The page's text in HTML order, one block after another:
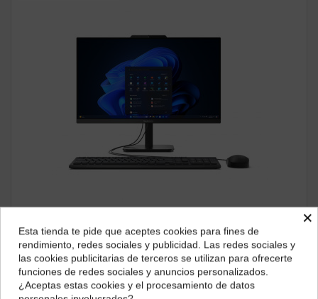
All in One Lenovo V100 24" IPS FHD Intel N100 8GB
512GB SSD W11P (13JA000WSP)
627,58 €
ver producto
¿Dónde deseas recibir tu pedido?
Selecciona tu ubicación para mostrarte los precios e
impuestos correctos para tu región.
×
Esta tienda te pide que aceptes cookies para fines de
rendimiento, redes sociales y publicidad. Las redes sociales y
las cookies publicitarias de terceros se utilizan para ofrecerte
funciones de redes sociales y anuncios personalizados.
¿Aceptas estas cookies y el procesamiento de datos